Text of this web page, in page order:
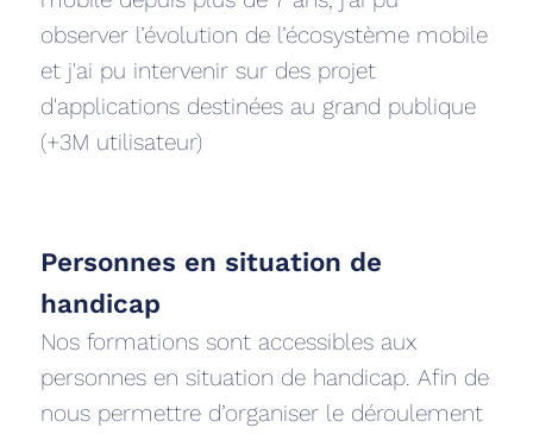
observer l’évolution de l’écosystème mobile
et j'ai pu intervenir sur des projet
d'applications destinées au grand publique
(+3M utilisateur)
Personnes en situation de
handicap
‍Nos formations sont accessibles aux
personnes en situation de handicap. Afin de
nous permettre d’organiser le déroulement